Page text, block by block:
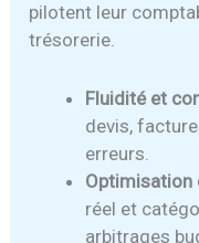
pilotent leur
trésorerie.
Fluidité et
devis,
erreurs.
Optimisation
réel et
arbitrages